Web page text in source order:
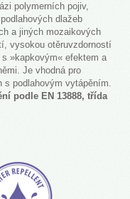
polymerních pojiv,
dlažeb
a jiných mozaikových
vysokou otěruvzdorností
»kapkovým« efektem a
Je vhodná pro
s podlahovým vytápěním.
podle EN 13888, třída